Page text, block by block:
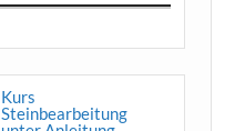
Kurs
Steinbearbeitung